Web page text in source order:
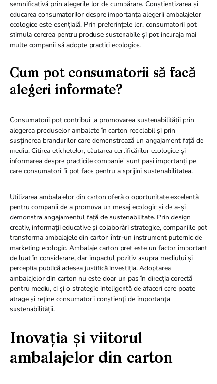
semnificativă prin alegerile lor de cumpărare. Conștientizarea și
educarea consumatorilor despre importanța alegerii ambalajelor
ecologice este esențială. Prin preferințele lor, consumatorii pot
stimula cererea pentru produse sustenabile și pot încuraja mai
multe companii să adopte practici ecologice.
Cum pot consumatorii să facă
alegeri informate?
Consumatorii pot contribui la promovarea sustenabilității prin
alegerea produselor ambalate în carton reciclabil și prin
susținerea brandurilor care demonstrează un angajament față de
mediu. Citirea etichetelor, căutarea certificărilor ecologice și
informarea despre practicile companiei sunt pași importanți pe
care consumatorii îi pot face pentru a sprijini sustenabilitatea.
Utilizarea ambalajelor din carton oferă o oportunitate excelentă
pentru companii de a promova un mesaj ecologic și de a-și
demonstra angajamentul față de sustenabilitate. Prin design
creativ, informații educative și colaborări strategice, companiile pot
transforma ambalajele din carton într-un instrument puternic de
marketing ecologic. Ambalaje carton pret este un factor important
de luat în considerare, dar impactul pozitiv asupra mediului și
percepția publică adesea justifică investiția. Adoptarea
ambalajelor din carton nu este doar un pas în direcția corectă
pentru mediu, ci și o strategie inteligentă de afaceri care poate
atrage și reține consumatorii conștienți de importanța
sustenabilității.
Inovația și viitorul
ambalajelor din carton